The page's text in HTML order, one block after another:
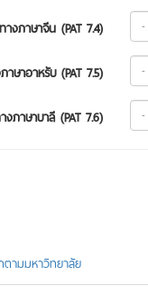
งภาษาจีน (PAT 7.4)
ษาอาหรับ (PAT 7.5)
ภาษาบาลี (PAT 7.6)
ตามมหาวิทยาลัย